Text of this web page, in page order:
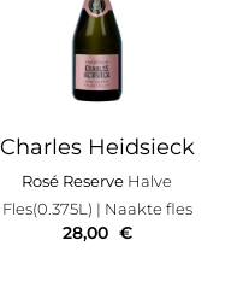
Charles Heidsieck
Rosé Reserve Halve
Fles(0.375L) | Naakte fles
28,00 €